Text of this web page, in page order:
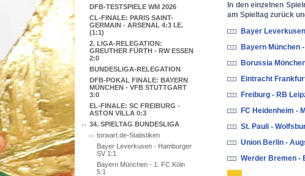
DFB-TESTSPIELE WM 2026
CL-FINALE: PARIS SAINT-
GERMAIN - ARSENAL 4:3 I.E.
(1:1)
2. LIGA-RELEGATION:
GREUTHER FÜRTH - RW ESSEN
2:0
BUNDESLIGA-RELEGATION
DFB-POKAL FINALE: BAYERN
MÜNCHEN - VFB STUTTGART
3:0
EL-FINALE: SC FREIBURG -
ASTON VILLA 0:3
34. SPIELTAG BUNDESLIGA
torwart.de-Statistiken
Bayer Leverkusen - Hamburger
SV 1:1
Bayern München - 1. FC Köln
5:1
In den einzelnen
am Spieltag zurück
Bayer
Bayern München
Borussia
Eintracht
Freiburg - RB
FC Heidenheim -
St. Pauli -
Union Berlin -
Werder Bremen -